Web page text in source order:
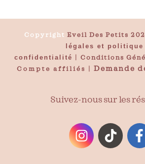
Copyright Eveil Des Petits
légales et politique
confidentialité
Conditions
Compte affiliés
Demande
Suivez-nous sur les